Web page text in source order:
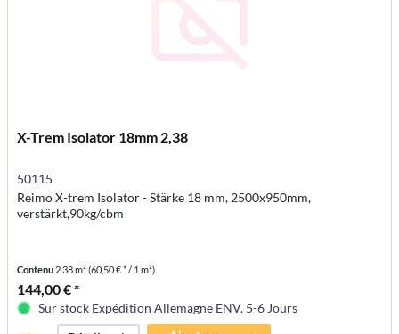
X-Trem Isolator 18mm 2,38
50115
Reimo X-trem Isolator - Stärke 18 mm, 2500x950mm,
verstärkt,90kg/cbm
Contenu 2.38 m²(60,50 € * / 1 m²)
144,00 € *
Sur stock Expédition Allemagne ENV. 5-6 Jours